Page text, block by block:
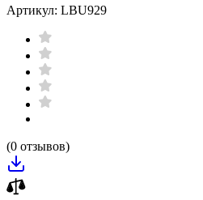
Артикул: LBU929
(0 отзывов)